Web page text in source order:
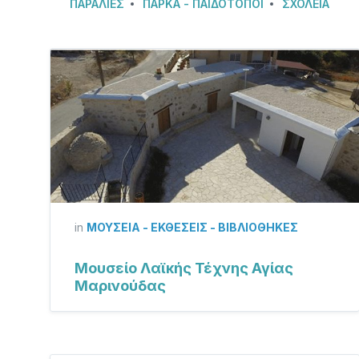
ΠΑΡΑΛΊΕΣ ΠΆΡΚΑ - ΠΑΙΔΌΤΟΠΟΙ ΣΧΟΛΕΊΑ
in ΜΟΥΣΕΊΑ - ΕΚΘΈΣΕΙΣ - ΒΙΒΛΙΟΘΉΚΕΣ
Μουσείο Λαϊκής Τέχνης Αγίας
Μαρινούδας